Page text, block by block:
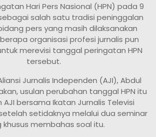
Hari Pers Nasional (HPN) pada 9
salah satu tradisi peninggalan
pers yang masih dilaksanakan
organisasi profesi jurnalis pun
merevisi tanggal peringatan HPN
tersebut.
Jurnalis Independen (AJI), Abdul
usulan perubahan tanggal HPN itu
AJI bersama Ikatan Jurnalis Televisi
setidaknya melalui dua seminar
khusus membahas soal itu.